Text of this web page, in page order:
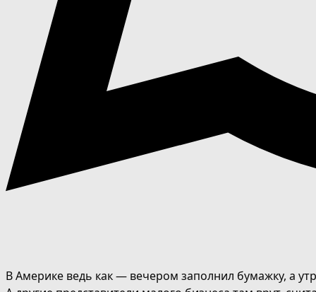
В Америке ведь как — вечером заполнил бумажку, а